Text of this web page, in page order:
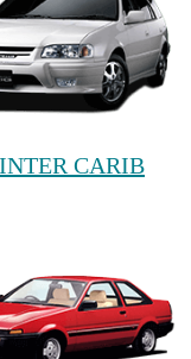
CARIB